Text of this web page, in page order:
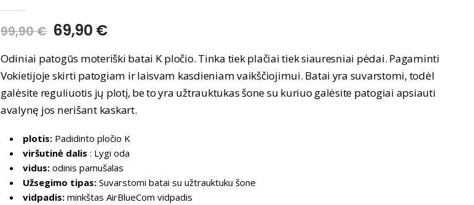
99,90€ Original
price
was:
99,90 €.
69,90 €Current
is:
69,90 €.
Odiniai patogūs moteriški batai K pločio. Tinka tiek plačiai tiek siauresniai pėdai. Pagaminti
Vokietijoje skirti patogiam ir laisvam kasdieniam vaikščiojimui. Batai yra suvarstomi, todėl
galėsite reguliuotis jų plotį, be to yra užtrauktukas šone su kuriuo galėsite patogiai apsiauti
avalynę jos nerišant kaskart.
plotis: Padidinto pločio K
viršutinė dalis : Lygi oda
vidus: odinis pamušalas
Užsegimo tipas: Suvarstomi batai su užtrauktuku šone
vidpadis: minkštas AirBlueCom vidpadis